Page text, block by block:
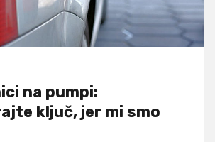
na pumpi:
ključ, jer mi smo